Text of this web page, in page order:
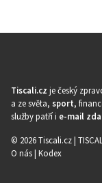
Tiscali.cz je český
a ze světa, sport,
služby patří i e-mail
© 2026 Tiscali.cz |
O nás| Kodex